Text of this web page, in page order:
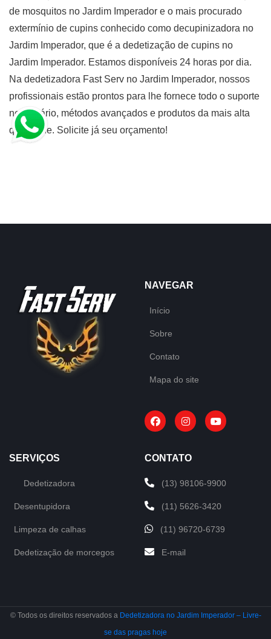
de mosquitos no Jardim Imperador e o mais procurado
extermínio de cupins conhecido como decupinizadora no
Jardim Imperador, que é a dedetização de cupins no
Jardim Imperador. Estamos disponíveis 24 horas por dia.
Na dedetizadora Fast Serv no Jardim Imperador, nossos
profissionais estão prontos para lhe fornece todo o suporte
necessário, métodos avançados e produtos da mais alta
qualidade. Solicite já seu orçamento!
NAVEGAR
Início
Sobre
Contato
Mapa do site
SERVIÇOS
Dedetizadora
Desentupidora
Limpeza de calhas
Dedetização de morcegos
CONTATO
(13) 98106-9900
(11) 5626-3420
(11) 96720-6739
E-mail
© Todos os direitos reservados a Dedetizadora no Jardim Imperador – Livre-
se das pragas hoje